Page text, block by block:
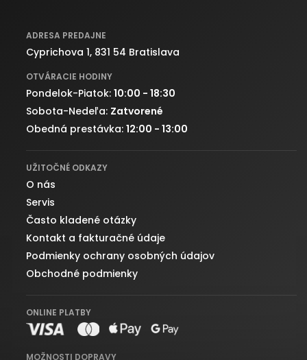
ADRESA PREDAJNE
Cyprichova 1, 831 54 Bratislava
OTVÁRACIE HODINY
Pondelok-Piatok: 10:00 - 18:30
Sobota-Nedeľa: Zatvorené
Obedná prestávka: 12:00 - 13:00
UŽITOČNÉ ODKAZY
O nás
Servis
Často kladené otázky
Kontakt a fakturačné údaje
Podmienky ochrany osobných údajov
Obchodné podmienky
ONLINE PLATBY
MOŽNOSTI DOPRAVY